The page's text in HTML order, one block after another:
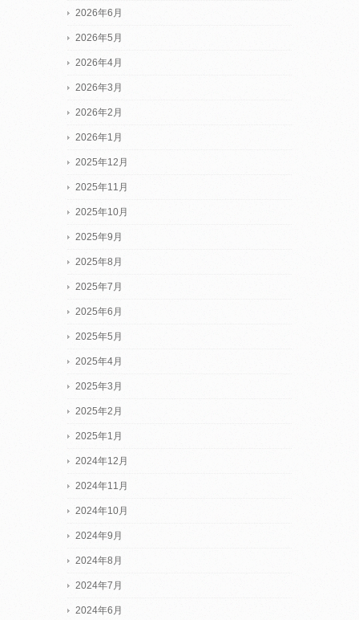
2026年6月
2026年5月
2026年4月
2026年3月
2026年2月
2026年1月
2025年12月
2025年11月
2025年10月
2025年9月
2025年8月
2025年7月
2025年6月
2025年5月
2025年4月
2025年3月
2025年2月
2025年1月
2024年12月
2024年11月
2024年10月
2024年9月
2024年8月
2024年7月
2024年6月